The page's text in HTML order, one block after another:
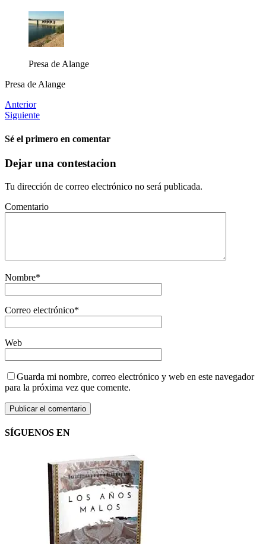
Presa de Alange
Presa de Alange
Anterior
Siguiente
Sé el primero en comentar
Dejar una contestacion
Tu dirección de correo electrónico no será publicada.
Comentario
Nombre*
Correo electrónico*
Web
Guarda mi nombre, correo electrónico y web en este navegador
para la próxima vez que comente.
SÍGUENOS EN